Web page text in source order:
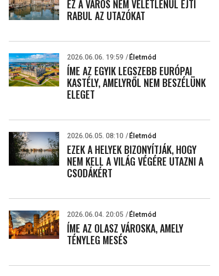
EZ A VÁROS NEM VÉLETLENÜL EJTI
RABUL AZ UTAZÓKAT
2026.06.06. 19:59 Életmód
ÍME AZ EGYIK LEGSZEBB EURÓPAI
KASTÉLY, AMELYRŐL NEM BESZÉLÜNK
ELEGET
2026.06.05. 08:10 Életmód
EZEK A HELYEK BIZONYÍTJÁK, HOGY
NEM KELL A VILÁG VÉGÉRE UTAZNI A
CSODÁKÉRT
2026.06.04. 20:05 Életmód
ÍME AZ OLASZ VÁROSKA, AMELY
TÉNYLEG MESÉS